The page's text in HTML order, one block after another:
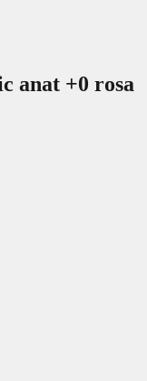
anat +0 rosa